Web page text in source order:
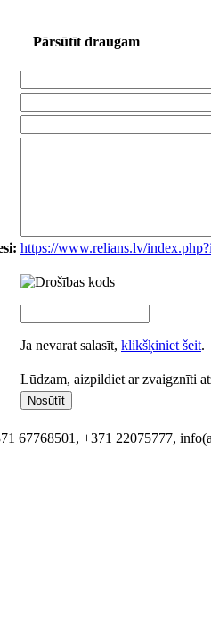
Pārsūtīt draugam
https://www.relians.lv/
Ja nevarat salasīt, klikšķiniet šeit.
Lūdzam, aizpildiet ar zvaigznīti
67768501, +371 22075777,